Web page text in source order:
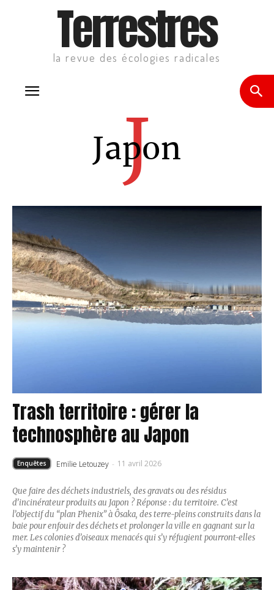
Terrestres
la revue des écologies radicales
Japon
J
Trash territoire : gérer la
technosphère au Japon
Enquêtes Emilie Letouzey - 11 avril 2026
Que faire des déchets industriels, des gravats ou des résidus
d’incinérateur produits au Japon ? Réponse : du territoire. C’est
l’objectif du “plan Phenix” à Ôsaka, des terre-pleins construits dans la
baie pour enfouir des déchets et prolonger la ville en gagnant sur la
mer. Les colonies d’oiseaux menacés qui s’y réfugient pourront-elles
s’y maintenir ?